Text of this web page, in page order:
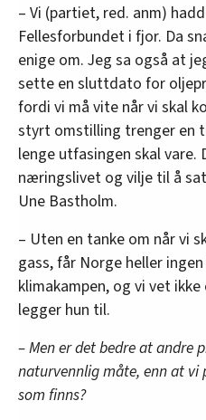
– Vi (partiet, red. anm)
Fellesforbundet i fjor. Da
enige om. Jeg sa også at
sette en sluttdato for
fordi vi må vite når vi skal
styrt omstilling trenger en
lenge utfasingen skal
næringslivet og vilje til å
Une Bastholm.
– Uten en tanke om når vi
gass, får Norge heller
klimakampen, og vi vet
legger hun til.
– Men er det bedre at andre
naturvennlig måte, enn at vi
som finns?